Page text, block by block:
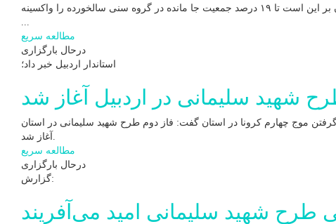
کشوری عقب بود، سعی و تلاشمان بر این است تا ۱۹ درصد جمعیت جا مانده در گروه سنی سالخورده را واکسینه
...
مطالعه سریع
درحال بارگزاری
استاندار اردبیل خبر داد؛
شهید سلیمانی در اردبیل آغاز شد
گرفتن موج چهارم کرونا در استان گفت: فاز دوم طرح شهید سلیمانی در استان
آغاز شد.
مطالعه سریع
درحال بارگزاری
گزارش:
طرح شهید سلیمانی امید می‌آفریند